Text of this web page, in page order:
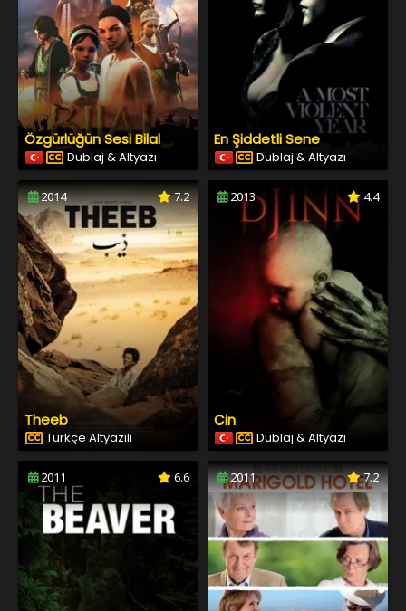
Özgürlüğün Sesi Bilal
Dublaj & Altyazı
En Şiddetli Sene
Dublaj & Altyazı
2014 7.2
Theeb
Türkçe Altyazılı
2013 4.4
Cin
Dublaj & Altyazı
2011 6.6 2011 7.2